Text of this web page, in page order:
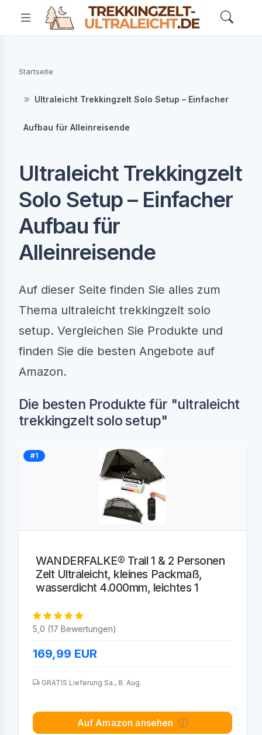
Startseite
Ultraleicht Trekkingzelt Solo Setup – Einfacher
Aufbau für Alleinreisende
Ultraleicht Trekkingzelt
Solo Setup – Einfacher
Aufbau für
Alleinreisende
Auf dieser Seite finden Sie alles zum
Thema ultraleicht trekkingzelt solo
setup. Vergleichen Sie Produkte und
finden Sie die besten Angebote auf
Amazon.
Die besten Produkte für "ultraleicht
trekkingzelt solo setup"
#1
WANDERFALKE® Trail 1 & 2 Personen
Zelt Ultraleicht, kleines Packmaß,
wasserdicht 4.000mm, leichtes 1
5,0 (17 Bewertungen)
169,99 EUR
GRATIS Lieferung Sa., 8. Aug.
Auf Amazon ansehen